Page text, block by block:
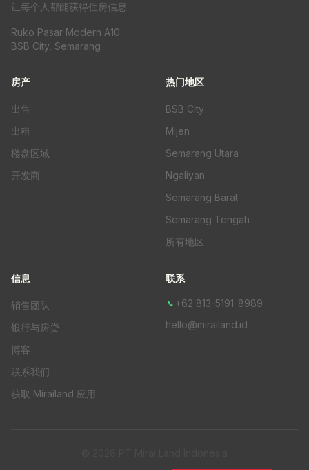
让每个人都能获得住房信息
Ruko Pasar Modern A10
BSB City, Semarang
房产
出售
出租
楼盘区域
开发商
热门地区
BSB City
Mijen
Semarang Utara
Ngaliyan
Semarang Barat
Semarang Tengah
所有地区
信息
销售团队
银行与房贷
博客
联系我们
获取 Mirailand 应用
联系
+62 813-5191-8989
hello@mirailand.id